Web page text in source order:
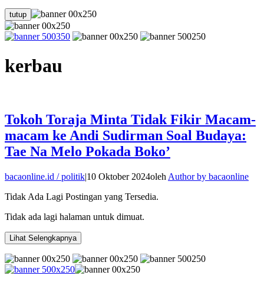
tutup
kerbau
Tokoh Toraja Minta Tidak Fikir Macam-
macam ke Andi Sudirman Soal Budaya:
Tae Na Melo Pokada Boko’
bacaonline.id / politik|10 Oktober 2024oleh Author by bacaonline
Tidak Ada Lagi Postingan yang Tersedia.
Tidak ada lagi halaman untuk dimuat.
Lihat Selengkapnya